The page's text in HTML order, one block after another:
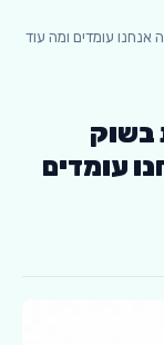
אנחנו עומדים ומה עוד
בשוק
עומדים